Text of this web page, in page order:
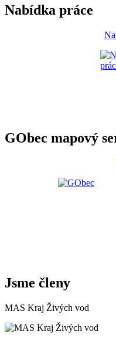
Nabídka práce
GObec mapový
Jsme členy
MAS Kraj Živých vod